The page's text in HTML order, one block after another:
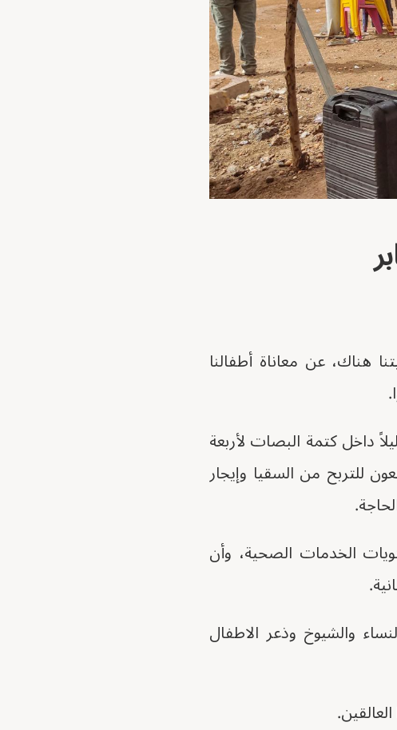
هناك، عن معاناة أطفالنا
داخل كتمة البصات لأربعة
للتربح من السقيا وإيجار
الخدمات الصحية، وأن
والشيوخ وذعر الاطفال